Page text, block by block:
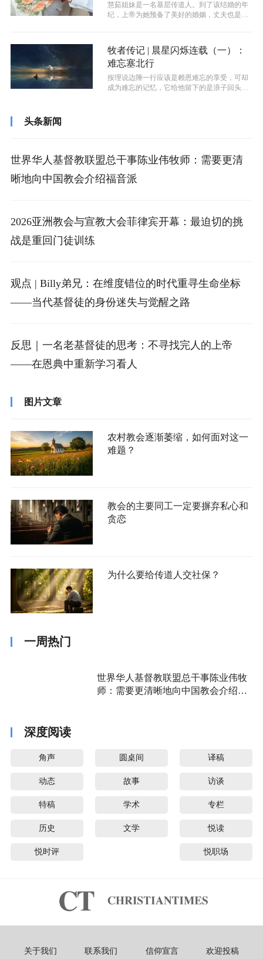
慧茹姐妹是一名基层传道人。到了该结婚的年
纪，上帝为她预备了美好的婚姻，丈夫也是一
牧者传记 | 晨星闪烁连载（一）：
难忘塞北行
按理说边陲一行应该是赖恩难忘的享受，可却
成为难忘的记忆，它给他留下的是浪子回头的
头条新闻
世界华人基督教联盟总干事陈业伟牧师：需要更清
晰地向中国教会介绍福音派
2026亚洲教会与宣教大会菲律宾开幕：最迫切的挑
战是重回门徒训练
观点 | Billy弟兄：在维度错位的时代重寻生命坐标
——当代基督徒的身份迷失与觉醒之路
反思｜一名老基督徒的思考：不寻找完人的上帝
——在恩典中重新学习看人
图片文章
农村教会逐渐萎缩，如何面对这一
难题？
教会的主要同工一定要摒弃私心和
贪恋
为什么要给传道人交社保？
一周热门
世界华人基督教联盟总干事陈业伟牧
师：需要更清晰地向中国教会介绍福
深度阅读
角声 圆桌间 译稿
动态 故事 访谈
特稿 学术 专栏
历史 文学 悦读
悦时评 悦职场
关于我们 联系我们 信仰宣言 欢迎投稿